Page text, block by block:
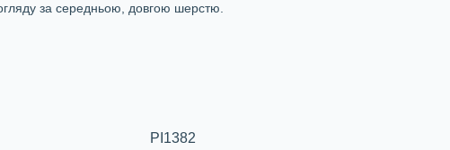
за середньою, довгою шерстю.
PI1382